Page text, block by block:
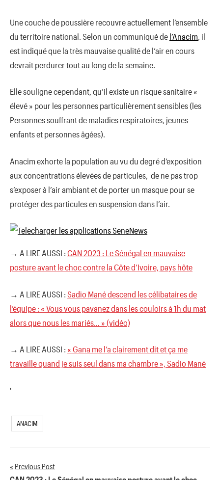
Une couche de poussière recouvre actuellement l’ensemble
du territoire national. Selon un communiqué de l’Anacim , il
est indiqué que la très mauvaise qualité de l’air en cours
devrait perdurer tout au long de la semaine.
Elle souligne cependant, qu’il existe un risque sanitaire «
élevé » pour les personnes particulièrement sensibles (les
Personnes souffrant de maladies respiratoires, jeunes
enfants et personnes âgées).
Anacim exhorte la population au vu du degré d’exposition
aux concentrations élevées de particules, de ne pas trop
s’exposer à l’air ambiant et de porter un masque pour se
protéger des particules en suspension dans l’air.
→ A LIRE AUSSI : CAN 2023 : Le Sénégal en mauvaise
posture avant le choc contre la Côte d’Ivoire, pays hôte
→ A LIRE AUSSI : Sadio Mané descend les célibataires de
l’équipe : « Vous vous pavanez dans les couloirs à 1h du mat
alors que nous les mariés… » (vidéo)
→ A LIRE AUSSI : « Gana me l’a clairement dit et ça me
travaille quand je suis seul dans ma chambre », Sadio Mané
'
ANACIM
Previous Post